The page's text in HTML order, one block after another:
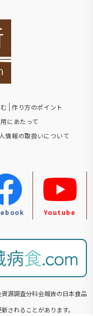
作り方のポイント
にあたって
情報の取扱いについて
Youtube
源調査分科会報告の⽇本食品
されることがあります。